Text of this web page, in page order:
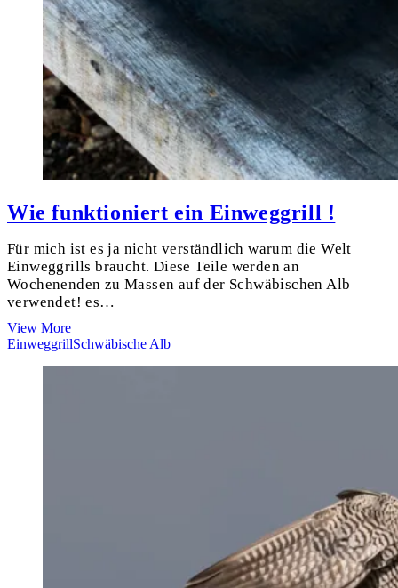
Wie funktioniert ein Einweggrill !
Für mich ist es ja nicht verständlich warum die Welt
Einweggrills braucht. Diese Teile werden an
Wochenenden zu Massen auf der Schwäbischen Alb
verwendet! es…
View MoreWie
funktioniert
EinweggrillSchwäbische Alb